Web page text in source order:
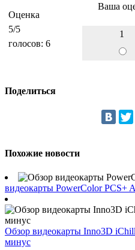
Оценка
5/5
голосов: 6
Ваша
1
Поделиться
Похожие новости
видеокарты PowerColor PCS+
Обзор видеокарты Inno3D
минус